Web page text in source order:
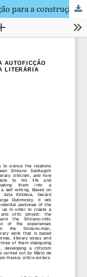
A liberdade de Silviano Santiago: a autoficção para a construção de uma crítica literária